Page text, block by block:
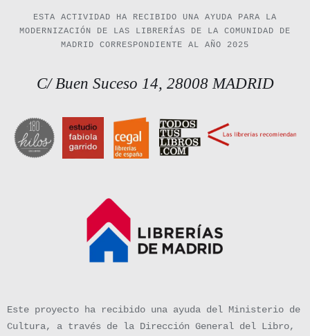
ESTA ACTIVIDAD HA RECIBIDO UNA AYUDA PARA LA
MODERNIZACIÓN DE LAS LIBRERÍAS DE LA COMUNIDAD DE
MADRID CORRESPONDIENTE AL AÑO 2025
C/ Buen Suceso 14, 28008 MADRID
Este proyecto ha recibido una ayuda del Ministerio de
Cultura, a través de la Dirección General del Libro,